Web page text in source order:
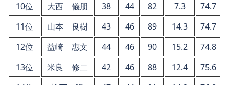
10位
大西 儀朋 38 44 82 7.3
74.7
11位
山本 良樹 43 46 89 14.3
74.7
12位
益崎 惠文 44 46 90 15.2
74.8
13位
米良 修二 42 46 88 12.4
75.6